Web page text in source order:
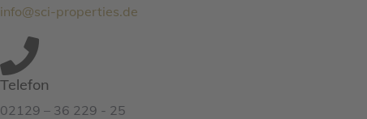
info@sci-properties.de
Telefon
02129 – 36 229 - 25